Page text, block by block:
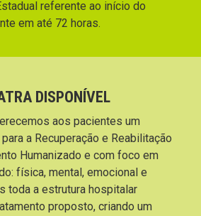
referente ao início do
em até 72 horas.
DISPONÍVEL
aos pacientes um
a Recuperação e Reabilitação
Humanizado e com foco em
física, mental, emocional e
toda a estrutura hospitalar
proposto, criando um